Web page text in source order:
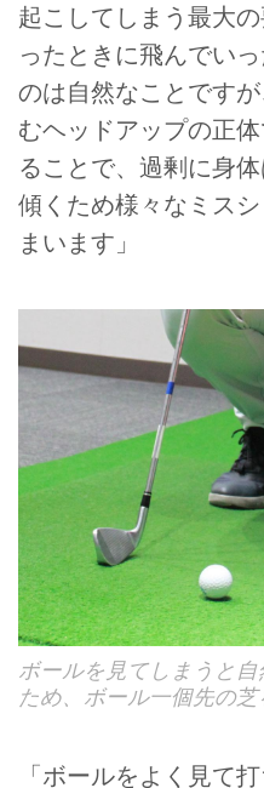
起こしてしまう最大
ったときに飛んでい
のは自然なことです
むヘッドアップの正
ることで、過剰に身
傾くため様々なミス
まいます」
ボールを見てしまうと
ため、ボール一個先の芝
「ボールをよく見て